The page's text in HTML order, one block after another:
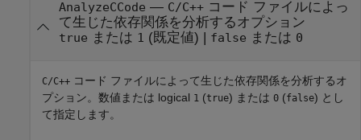
AnalyzeCCode — C/C++コード ファイルによっ
て生じた依存関係を分析するオプション
true または 1 (既定値) | false または 0
C/C++ コード ファイルによって生じた依存関係を分析するオ
プション。数値または logical 1 (true) または 0 (false) とし
て指定します。